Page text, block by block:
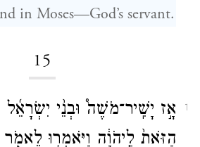
in Moses—God’s servant.
15
1
אָ֣ז יָשִֽׁיר־מֹשֶׁה֩ וּבְנֵ֨י
הַזֹּאת֙ לַֽיהֹוָ֔ה וַיֹּאמְר֖וּ